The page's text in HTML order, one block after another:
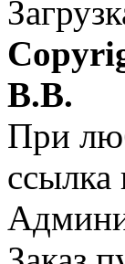
В.В.
При
ссылка